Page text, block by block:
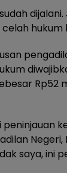
hukum
Rp52
peninjauan
Negeri,
saya, ini